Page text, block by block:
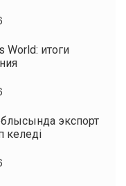
World: итоги
экспорт
келеді